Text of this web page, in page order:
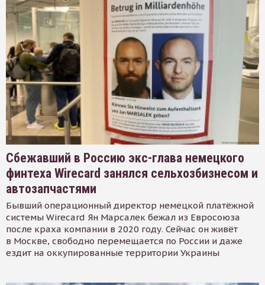
Сбежавший в Россию экс-глава немецкого
финтеха Wirecard занялся сельхозбизнесом и
автозапчастями
Бывший операционный директор немецкой платёжной
системы Wirecard Ян Марсалек бежал из Евросоюза
после краха компании в 2020 году. Сейчас он живёт
в Москве, свободно перемещается по России и даже
ездит на оккупированные территории Украины